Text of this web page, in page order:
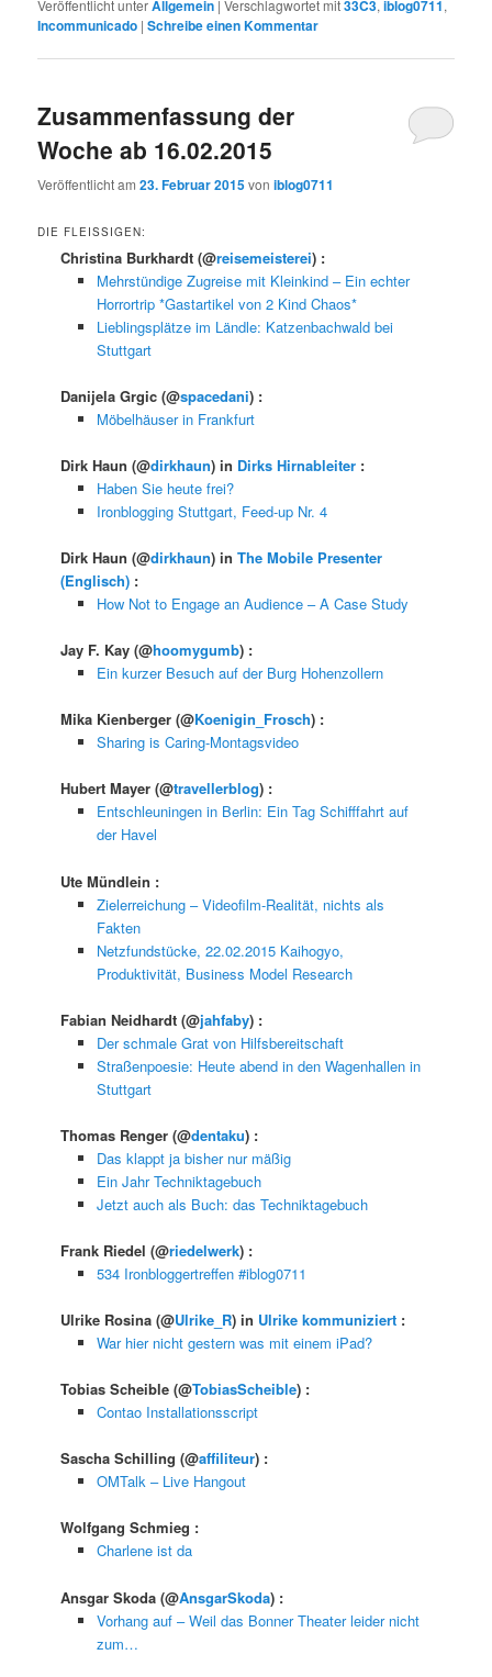
Veröffentlicht unterAllgemein |Verschlagwortet mit33C3,iblog0711,
Incommunicado |Schreibe einen Kommentar
Zusammenfassung der
Woche ab 16.02.2015
Veröffentlicht am23. Februar 2015voniblog0711
DIE FLEISSIGEN:
Christina Burkhardt(@reisemeisterei) :
Mehrstündige Zugreise mit Kleinkind – Ein echter
Horrortrip *Gastartikel von 2 Kind Chaos*
Lieblingsplätze im Ländle: Katzenbachwald bei
Stuttgart
Danijela Grgic(@spacedani) :
Möbelhäuser in Frankfurt
Dirk Haun(@dirkhaun) in Dirks Hirnableiter :
Haben Sie heute frei?
Ironblogging Stuttgart, Feed-up Nr. 4
Dirk Haun(@dirkhaun) inThe Mobile Presenter
(Englisch) :
How Not to Engage an Audience – A Case Study
Jay F. Kay(@hoomygumb) :
Ein kurzer Besuch auf der Burg Hohenzollern
Mika Kienberger(@Koenigin_Frosch) :
Sharing is Caring-Montagsvideo
Hubert Mayer(@travellerblog) :
Entschleuningen in Berlin: Ein Tag Schifffahrt auf
der Havel
Ute Mündlein :
Zielerreichung – Videofilm-Realität, nichts als
Fakten
Netzfundstücke, 22.02.2015 Kaihogyo,
Produktivität, Business Model Research
Fabian Neidhardt(@jahfaby) :
Der schmale Grat von Hilfsbereitschaft
Straßenpoesie: Heute abend in den Wagenhallen in
Stuttgart
Thomas Renger(@dentaku) :
Das klappt ja bisher nur mäßig
Ein Jahr Techniktagebuch
Jetzt auch als Buch: das Techniktagebuch
Frank Riedel(@riedelwerk) :
534 Ironbloggertreffen #iblog0711
Ulrike Rosina(@Ulrike_R) in Ulrike kommuniziert :
War hier nicht gestern was mit einem iPad?
Tobias Scheible(@TobiasScheible) :
Contao Installationsscript
Sascha Schilling(@affiliteur) :
OMTalk – Live Hangout
Wolfgang Schmieg :
Charlene ist da
Ansgar Skoda(@AnsgarSkoda) :
Vor­hang auf – Weil das Bon­ner Thea­ter lei­der nicht
zum…